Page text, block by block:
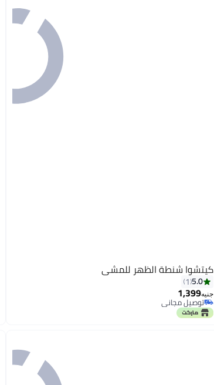
كيتشوا شنطة الظهر للمشي
5.0
1
جنيه1,399
توصيل مجاني
توصيل مجاني